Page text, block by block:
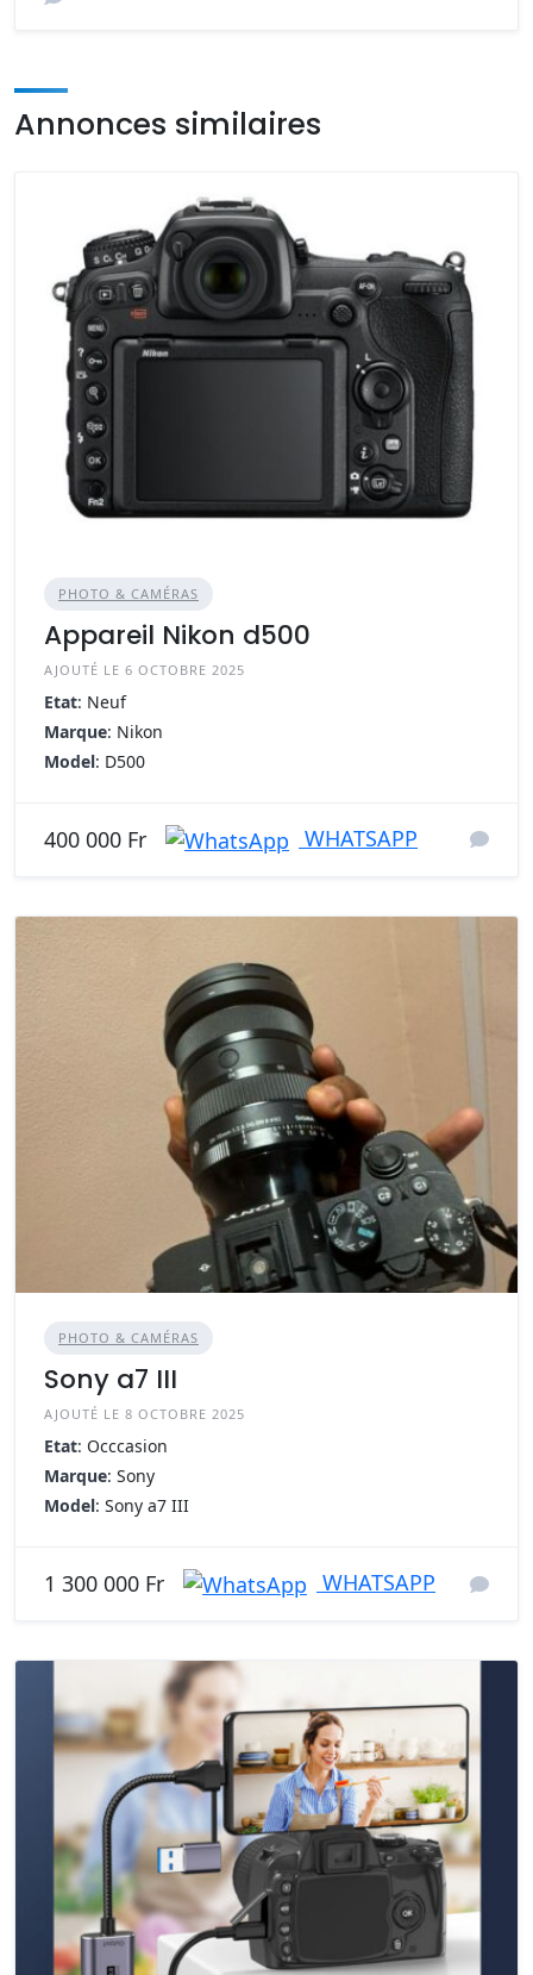
Annonces similaires
PHOTO & CAMÉRAS
Appareil Nikon d500
AJOUTÉ LE 6 OCTOBRE 2025
Etat: Neuf
Marque: Nikon
Model: D500
400 000 Fr WHATSAPP
PHOTO & CAMÉRAS
Sony a7 III
AJOUTÉ LE 8 OCTOBRE 2025
Etat: Occcasion
Marque: Sony
Model: Sony a7 III
1 300 000 Fr WHATSAPP